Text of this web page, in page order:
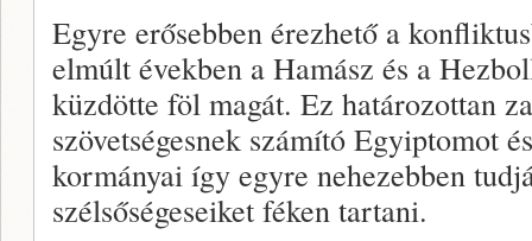
Egyre erősebben érezhető a
elmúlt években a Hamász és a
küzdötte föl magát. Ez határozottan
szövetségesnek számító Egyiptomot
kormányai így egyre nehezebben
szélsőségeseiket féken tartani.